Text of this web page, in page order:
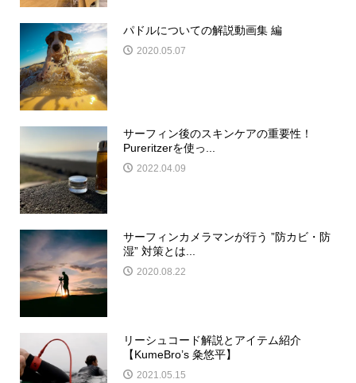
パドルについての解説動画集 編
2020.05.07
サーフィン後のスキンケアの重要性！
Pureritzerを使っ...
2022.04.09
サーフィンカメラマンが行う ”防カビ・防
湿” 対策とは...
2020.08.22
リーシュコード解説とアイテム紹介
【KumeBro’s 粂悠平】
2021.05.15